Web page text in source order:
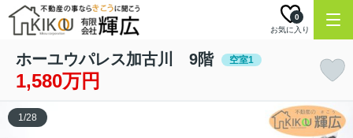
お気に入り
0
ホーユウパレス加古川 9階 空室1
1,580万円
1/28